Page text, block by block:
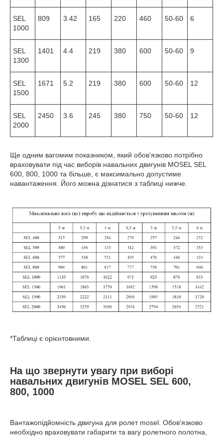
SEL
1000
809 3.42 165 220 460 50-60 6
SEL
1300
1401 4.4 219 380 600 50-60 9
SEL
1500
1671 5.2 219 380 600 50-60 12
SEL
2000
2450 3.6 245 380 750 50-60 12
Ще одним вагомим показником, який обов'язково потрібно
враховувати під час виборів навальних двигунів MOSEL SEL
600, 800, 1000 та більше, є максимально допустиме
навантаження. Його можна дізнатися з таблиці нижче.
*Таблиці є орієнтовними.
На що звернути увагу при виборі
навальних двигунів MOSEL SEL 600,
800, 1000
Вантажопідйомність двигуна для ролет mosel. Обов'язково
необхідно враховувати габарити та вагу ролетного полотна,